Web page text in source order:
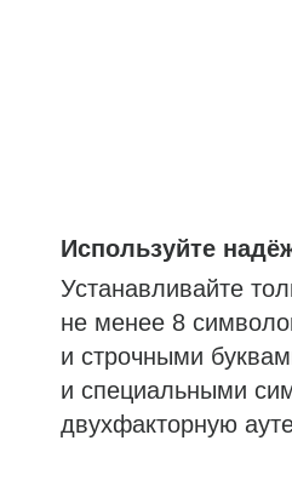
Используйте
Устанавливайте
не менее 8
и строчными
и специальными
двухфакторную